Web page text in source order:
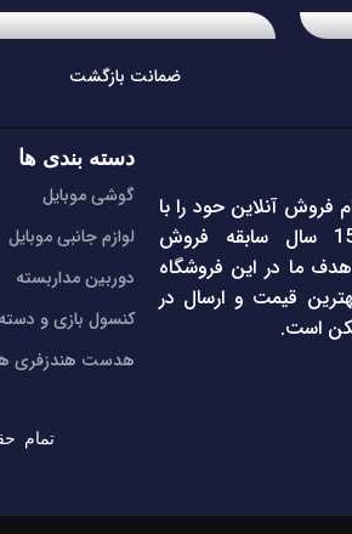
ضمانت بازگشت
فروش آنلاین حود را با
داشتن بیش از 15 سال سابقه فروش
ما در این فروشگاه
قیمت و ارسال در
است.
دسته بندی ها
گوشی موبایل
لوازم جانبی موبایل
دوربین مداربسته
کنسول بازی و دسته
هدست هندزفری
تمام